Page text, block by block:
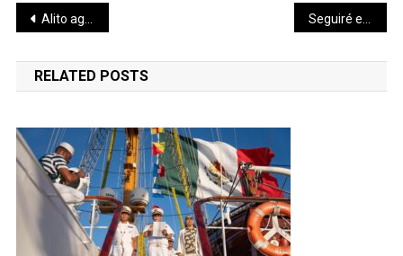
Navegación
de
entradas
Alito agradece el voto de los priistas de Yucatán
RELATED POSTS